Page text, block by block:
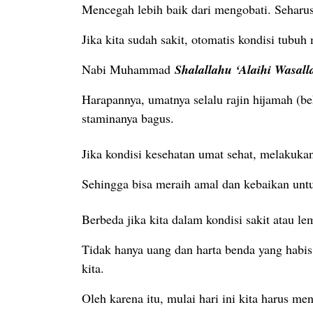
Mencegah lebih baik dari mengobati.
Jika kita sudah sakit, otomatis kondisi tubuh
Nabi Muhammad Shalallahu ‘Alaihi
Harapannya, umatnya selalu rajin hijamah
staminanya bagus.
Jika kondisi kesehatan umat sehat,
Sehingga bisa meraih amal dan kebaikan
Berbeda jika kita dalam kondisi sakit atau
Tidak hanya uang dan harta benda yang
kita.
Oleh karena itu, mulai hari ini kita harus